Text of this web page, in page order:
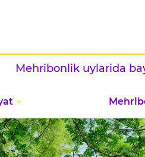
uylarida bayram —